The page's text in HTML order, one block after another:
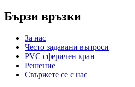
Бързи връзки
За нас
Често задавани въпроси
PVC сферичен кран
Решение
Свържете се с нас